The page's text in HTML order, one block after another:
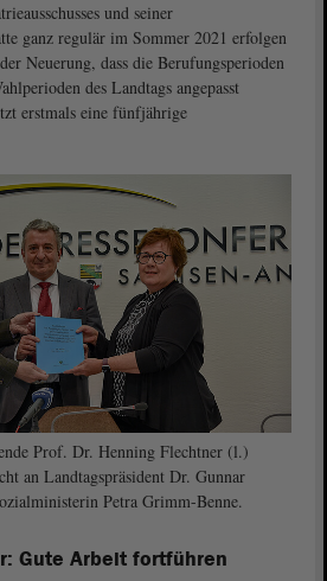
und seiner
ganz regulär im Sommer 2021 erfolgen
Neuerung, dass die Berufungsperioden
des Landtags angepasst
erstmals eine fünfjährige
Prof. Dr. Henning Flechtner (l.)
an Landtagspräsident Dr. Gunnar
Petra Grimm-Benne.
Gute Arbeit fortführen